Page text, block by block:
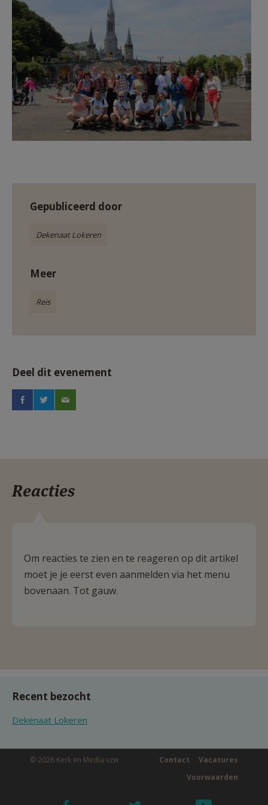
Gepubliceerd door
Dekenaat Lokeren
Meer
Reis
Deel dit evenement
Reacties
Om reacties te zien en te reageren op dit artikel
moet je je eerst even aanmelden via het menu
bovenaan. Tot gauw.
Recent bezocht
Dekenaat Lokeren
© 2026 Kerk en Media vzw Vacatures
Contact
Voorwaarden